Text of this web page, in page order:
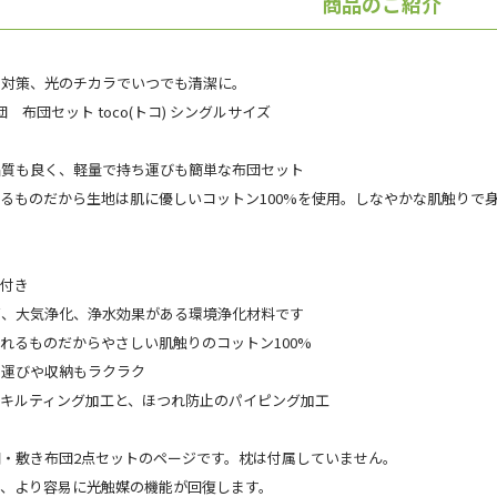
策、光のチカラでいつでも清潔に。
布団セット toco(トコ) シングルサイズ
も良く、軽量で持ち運びも簡単な布団セット
ものだから生地は肌に優しいコットン100%を使用。しなやかな肌触りで
き
大気浄化、浄水効果がある環境浄化材料です
るものだからやさしい肌触りのコットン100%
びや収納もラクラク
ルティング加工と、ほつれ防止のパイピング加工
敷き布団2点セットのページです。枕は付属していません。
より容易に光触媒の機能が回復します。